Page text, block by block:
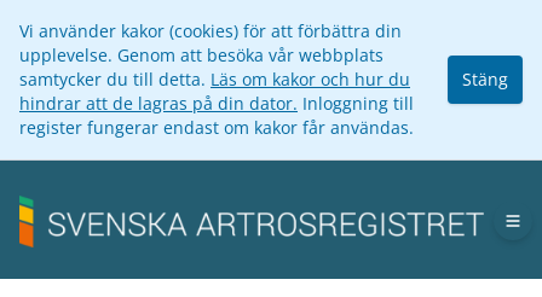
Vi använder kakor (cookies) för att förbättra din
upplevelse. Genom att besöka vår webbplats
samtycker du till detta. Läs om kakor och hur du
hindrar att de lagras på din dator. Inloggning till
register fungerar endast om kakor får användas.
Stäng